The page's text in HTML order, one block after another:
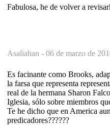
Fabulosa, he de volver a
Asaliahan - 06 de marzo de
Es facinante como Brooks,
la farsa que representa
real de la hermana Sharon
Iglesia, sólo sobre miembros
Te he dicho que en America
predicadores??????